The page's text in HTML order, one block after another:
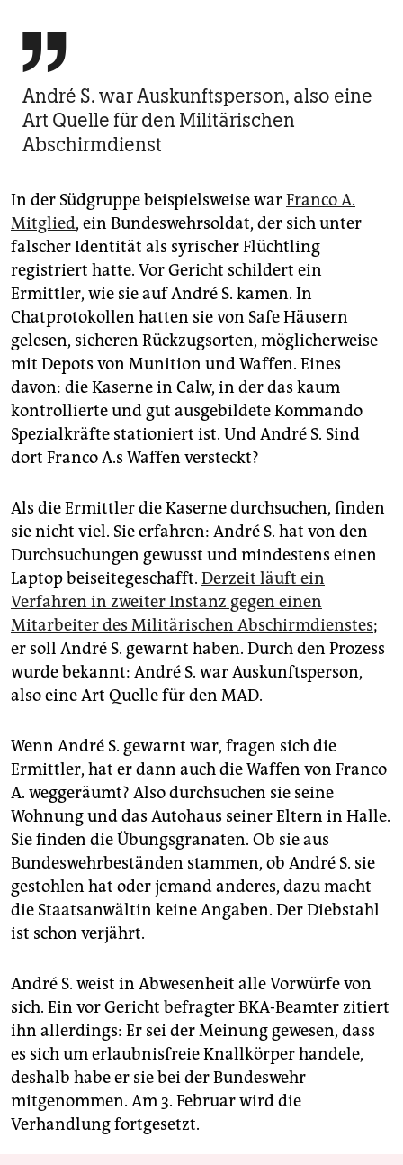

André S. war Auskunftsperson, also eine
Art Quelle für den Militärischen
Abschirmdienst
In der Südgruppe beispielsweise warFranco A.
Mitglied, ein Bundeswehrsoldat, der sich unter
falscher Identität als syrischer Flüchtling
registriert hatte. Vor Gericht schildert ein
Ermittler, wie sie auf André S. kamen. In
Chatprotokollen hatten sie von Safe Häusern
gelesen, sicheren Rückzugsorten, möglicherweise
mit Depots von Munition und Waffen. Eines
davon: die Kaserne in Calw, in der das kaum
kontrollierte und gut ausgebildete Kommando
Spezialkräfte sta­tio­niert ist. Und André S. Sind
dort Franco A.s Waffen versteckt?
Als die Ermittler die Kaserne durchsuchen, finden
sie nicht viel. Sie erfahren: André S. hat von den
Durchsuchungen gewusst und mindestens einen
Laptop beiseitegeschafft. Derzeit läuft ein
Verfahren in zweiter Instanz gegen einen
Mitarbeiter des Militärischen Abschirmdienstes;
er soll André S. gewarnt haben. Durch den Prozess
wurde bekannt: André S. war Auskunftsperson,
also eine Art Quelle für den MAD.
Wenn André S. gewarnt war, fragen sich die
Ermittler, hat er dann auch die Waffen von Franco
A. weggeräumt? Also durchsuchen sie seine
Wohnung und das Autohaus seiner Eltern in Halle.
Sie finden die Übungsgranaten. Ob sie aus
Bundeswehrbeständen stammen, ob André S. sie
gestohlen hat oder jemand anderes, dazu macht
die Staatsanwältin keine Angaben. Der Diebstahl
ist schon verjährt.
André S. weist in Abwesenheit alle Vorwürfe von
sich. Ein vor Gericht befragter BKA-Beamter zitiert
ihn allerdings: Er sei der Meinung gewesen, dass
es sich um erlaubnisfreie Knallkörper handele,
deshalb habe er sie bei der Bundeswehr
mitgenommen. Am 3. Februar wird die
Verhandlung fortgesetzt.